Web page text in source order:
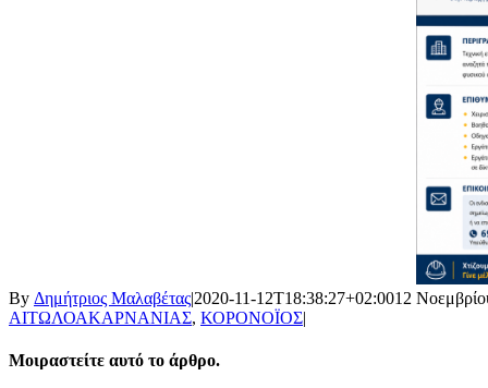
By Δημήτριος Μαλαβέτας|2020-11-12T18:38:27+02:0012
ΑΙΤΩΛΟΑΚΑΡΝΑΝΙΑΣ, ΚΟΡΟΝΟΪΟΣ|
Μοιραστείτε αυτό το άρθρο.